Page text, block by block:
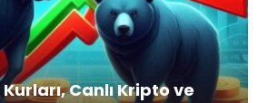
Canlı Kripto ve